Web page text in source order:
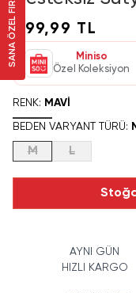
SANA ÖZEL FIRSAT499,99 TL
Miniso
Özel Koleksiyon
RENK: MAVI
BEDEN VARYANT TÜRÜ:
M L
AYNI GÜN
HIZLI KARGO